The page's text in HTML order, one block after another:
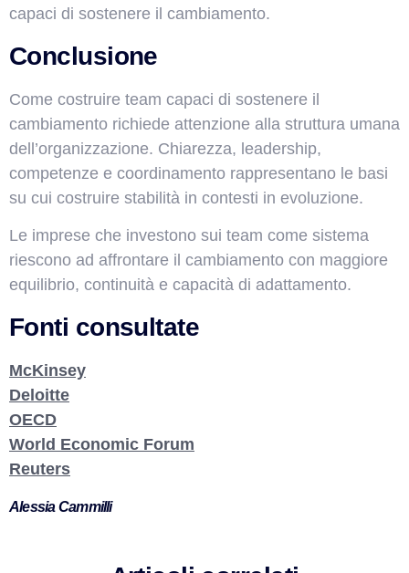
capaci di sostenere il cambiamento.
Conclusione
Come costruire team capaci di sostenere il
cambiamento richiede attenzione alla struttura umana
dell’organizzazione. Chiarezza, leadership,
competenze e coordinamento rappresentano le basi
su cui costruire stabilità in contesti in evoluzione.
Le imprese che investono sui team come sistema
riescono ad affrontare il cambiamento con maggiore
equilibrio, continuità e capacità di adattamento.
Fonti consultate
McKinsey
Deloitte
OECD
World Economic Forum
Reuters
Alessia Cammilli